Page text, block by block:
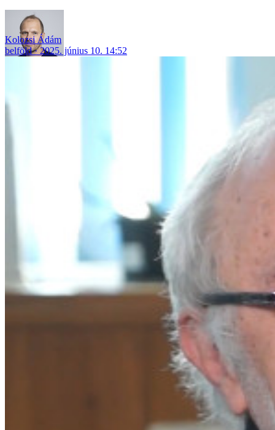
Kolozsi Ádám
belföld
2025. június 10. 14:52